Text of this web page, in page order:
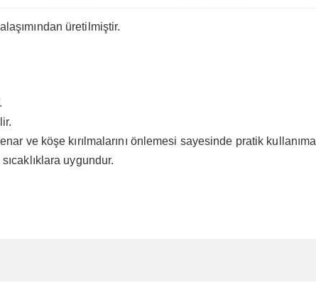
üretilmiştir.
ve köşe kırılmalarını önlemesi sayesinde pratik
uygundur.